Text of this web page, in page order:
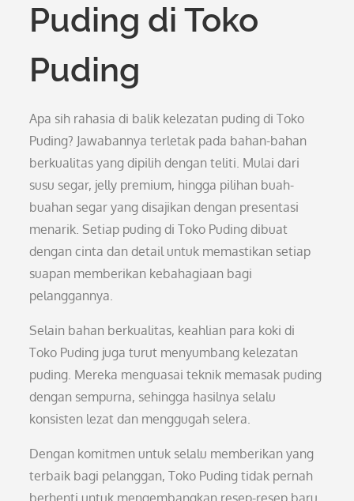
Puding di Toko
Puding
Apa sih rahasia di balik kelezatan puding di Toko
Puding? Jawabannya terletak pada bahan-bahan
berkualitas yang dipilih dengan teliti. Mulai dari
susu segar, jelly premium, hingga pilihan buah-
buahan segar yang disajikan dengan presentasi
menarik. Setiap puding di Toko Puding dibuat
dengan cinta dan detail untuk memastikan setiap
suapan memberikan kebahagiaan bagi
pelanggannya.
Selain bahan berkualitas, keahlian para koki di
Toko Puding juga turut menyumbang kelezatan
puding. Mereka menguasai teknik memasak puding
dengan sempurna, sehingga hasilnya selalu
konsisten lezat dan menggugah selera.
Dengan komitmen untuk selalu memberikan yang
terbaik bagi pelanggan, Toko Puding tidak pernah
berhenti untuk mengembangkan resep-resep baru